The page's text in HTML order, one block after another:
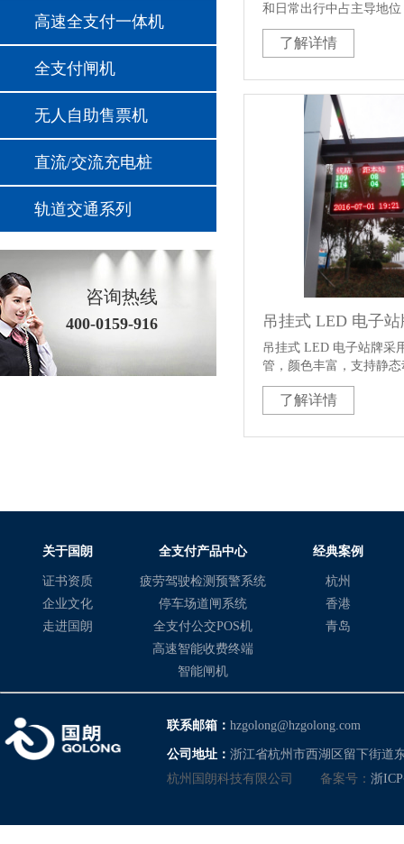
高速全支付一体机
全支付闸机
无人自助售票机
直流/交流充电桩
轨道交通系列
咨询热线
400-0159-916
和日常出行中占主导地
系统正在往智能化、人
中“智能公交电子站牌”
要的便民化举措。“智能
决了以往乘客等待公交
聊，电子站牌不仅可以
候的公交车离本站还有
实时文字或视频节目供
如天气预报、公交改道
等。杭州国朗科技有限
牌系统融合计算机、通
现代控制技术为一体，
牌、总控中心和通讯网
了解详情
吊挂式 LED 电子
吊挂式 LED 电子站牌采
管，颜色丰富，支持静
动方式。 LED 显示面亮
雾天、雨天等恶劣天气
好，深受广大市民的 喜
于 LCD 电子站牌具备性
了解详情
关于国朗
证书资质
企业文化
走进国朗
全支付产品中心
疲劳驾驶检测预警系统
停车场道闸系统
全支付公交POS机
高速智能收费终端
智能闸机
经典案例
杭州
香港
青岛
联系邮箱： hzgolong@hzgolong.com
公司地址： 浙江省杭州市西湖区留下街道
杭州国朗科技有限公司
备案号： 浙